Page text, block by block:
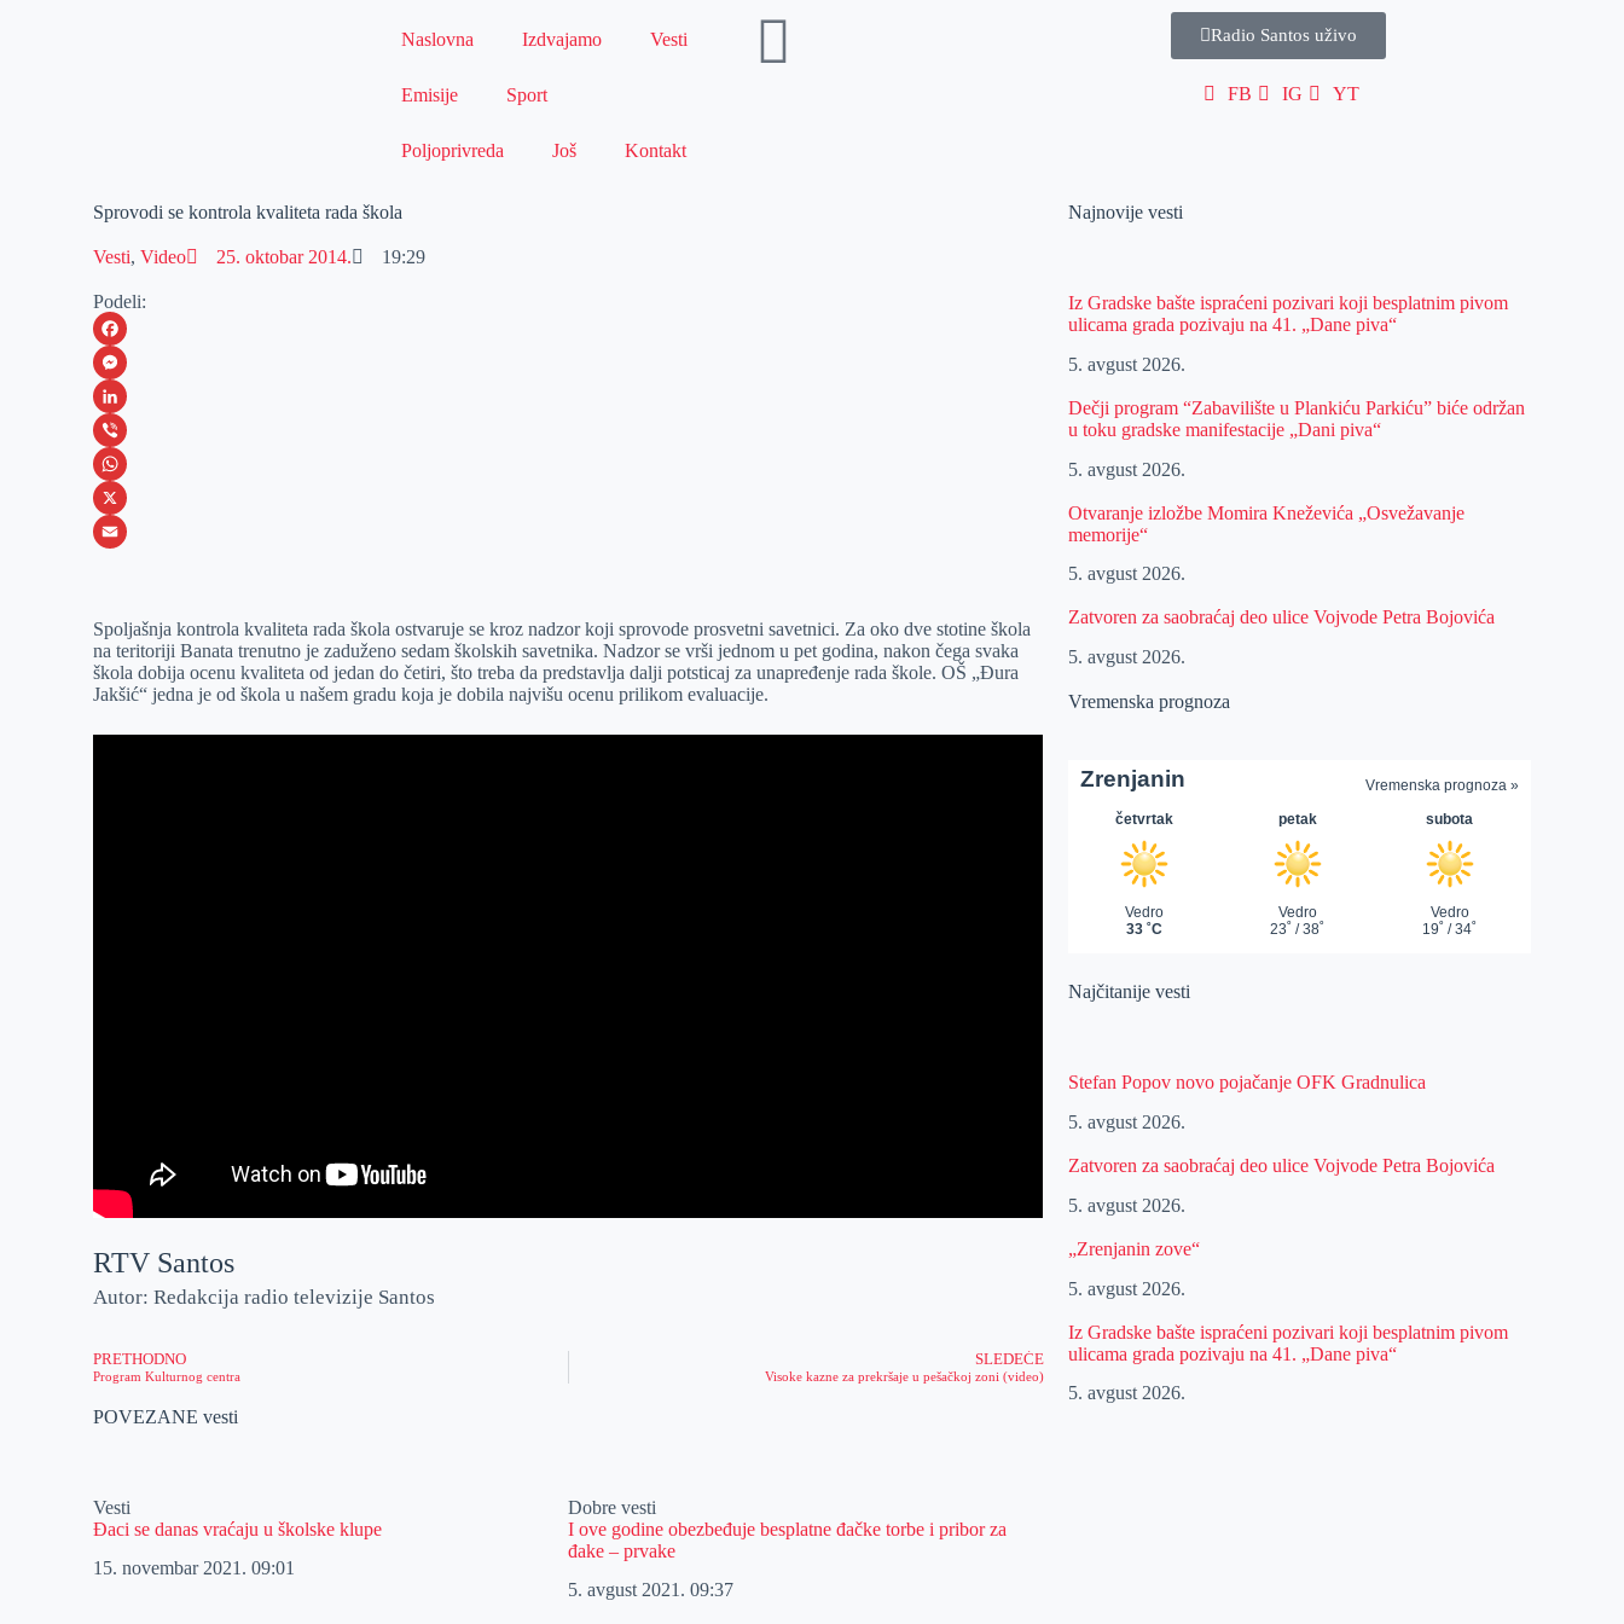
Naslovna Izdvajamo Vesti
Emisije Sport
Poljoprivreda Još Kontakt
Radio Santos uživo
FB IG YT
Sprovodi se kontrola kvaliteta rada škola
Vesti,Video 25. oktobar 2014. 19:29
Podeli:
F
a
c
e
b
o
M
e
s
s
e
e
r
L
i
n
k
I
n
V
i
b
W
h
s
A
p
p
X
a
i
l
Spoljašnja kontrola kvaliteta rada škola ostvaruje se kroz nadzor koji sprovode prosvetni savetnici. Za oko dve stotine škola
na teritoriji Banata trenutno je zaduženo sedam školskih savetnika. Nadzor se vrši jednom u pet godina, nakon čega svaka
škola dobija ocenu kvaliteta od jedan do četiri, što treba da predstavlja dalji potsticaj za unapređenje rada škole. OŠ „Đura
Jakšić“ jedna je od škola u našem gradu koja je dobila najvišu ocenu prilikom evaluacije.
RTV Santos
Autor: Redakcija radio televizije Santos
PRETHODNO
Program Kulturnog centra
SLEDEĆE
Visoke kazne za prekršaje u pešačkoj zoni (video)
POVEZANE vesti
Vesti
Đaci se danas vraćaju u školske klupe
15. novembar 2021.09:01
Dobre vesti
I ove godine obezbeđuje besplatne đačke torbe i pribor za
đake – prvake
5. avgust 2021.09:37
Najnovije vesti
Iz Gradske bašte ispraćeni pozivari koji besplatnim pivom
ulicama grada pozivaju na 41. „Dane piva“
5. avgust 2026.
Dečji program “Zabavilište u Plankiću Parkiću” biće održan
u toku gradske manifestacije „Dani piva“
5. avgust 2026.
Otvaranje izložbe Momira Kneževića „Osvežavanje
memorije“
5. avgust 2026.
Zatvoren za saobraćaj deo ulice Vojvode Petra Bojovića
5. avgust 2026.
Vremenska prognoza
Najčitanije vesti
Stefan Popov novo pojačanje OFK Gradnulica
5. avgust 2026.
Zatvoren za saobraćaj deo ulice Vojvode Petra Bojovića
5. avgust 2026.
„Zrenjanin zove“
5. avgust 2026.
Iz Gradske bašte ispraćeni pozivari koji besplatnim pivom
ulicama grada pozivaju na 41. „Dane piva“
5. avgust 2026.